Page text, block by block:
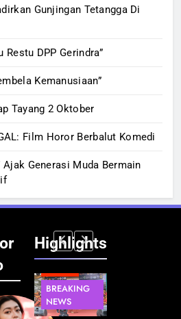
Gunjingan Tetangga Di
Restu DPP Gerindra”
Kemanusiaan”
Tayang 2 Oktober
Film Horor Berbalut Komedi
Ajak Generasi Muda Bermain
Highlights
BREAKING
NEWS